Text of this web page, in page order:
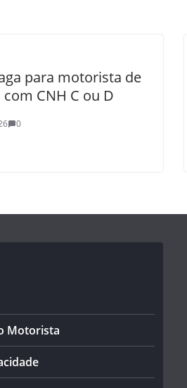
para motorista de
CNH C ou D
0
Motorista